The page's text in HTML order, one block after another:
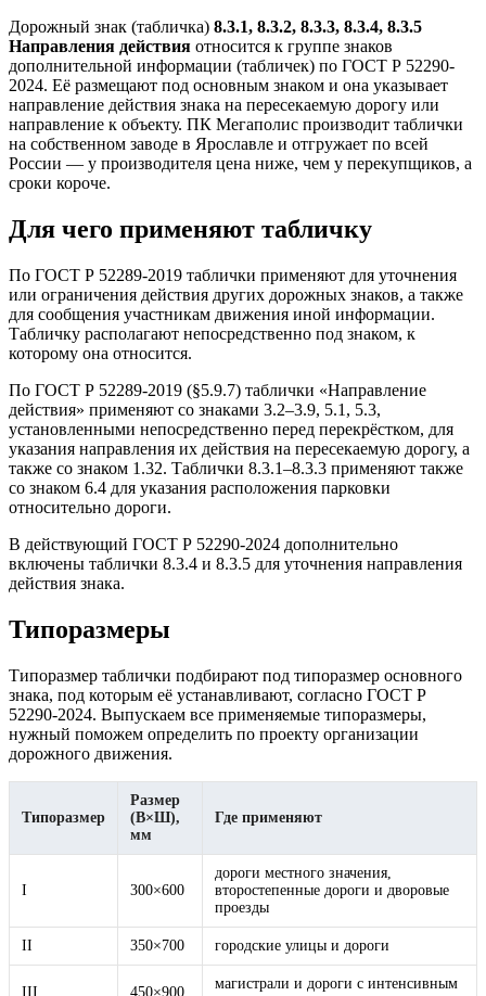
Дорожный знак (табличка) 8.3.1, 8.3.2, 8.3.3, 8.3.4, 8.3.5
Направления действия относится к группе знаков
дополнительной информации (табличек) по ГОСТ Р 52290-
2024. Её размещают под основным знаком и она указывает
направление действия знака на пересекаемую дорогу или
направление к объекту. ПК Мегаполис производит таблички
на собственном заводе в Ярославле и отгружает по всей
России — у производителя цена ниже, чем у перекупщиков, а
сроки короче.
Для чего применяют табличку
По ГОСТ Р 52289-2019 таблички применяют для уточнения
или ограничения действия других дорожных знаков, а также
для сообщения участникам движения иной информации.
Табличку располагают непосредственно под знаком, к
которому она относится.
По ГОСТ Р 52289-2019 (§5.9.7) таблички «Направление
действия» применяют со знаками 3.2–3.9, 5.1, 5.3,
установленными непосредственно перед перекрёстком, для
указания направления их действия на пересекаемую дорогу, а
также со знаком 1.32. Таблички 8.3.1–8.3.3 применяют также
со знаком 6.4 для указания расположения парковки
относительно дороги.
В действующий ГОСТ Р 52290-2024 дополнительно
включены таблички 8.3.4 и 8.3.5 для уточнения направления
действия знака.
Типоразмеры
Типоразмер таблички подбирают под типоразмер основного
знака, под которым её устанавливают, согласно ГОСТ Р
52290-2024. Выпускаем все применяемые типоразмеры,
нужный поможем определить по проекту организации
дорожного движения.
Типоразмер
Размер
(В×Ш),
мм
Где применяют
I 300×600
дороги местного значения,
второстепенные дороги и дворовые
проезды
II 350×700 городские улицы и дороги
III 450×900
магистрали и дороги с интенсивным